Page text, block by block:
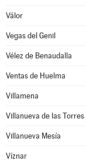
Válor
Vegas del Genil
Vélez de Benaudalla
Ventas de Huelma
Villamena
Villanueva de las Torres
Villanueva Mesía
Víznar